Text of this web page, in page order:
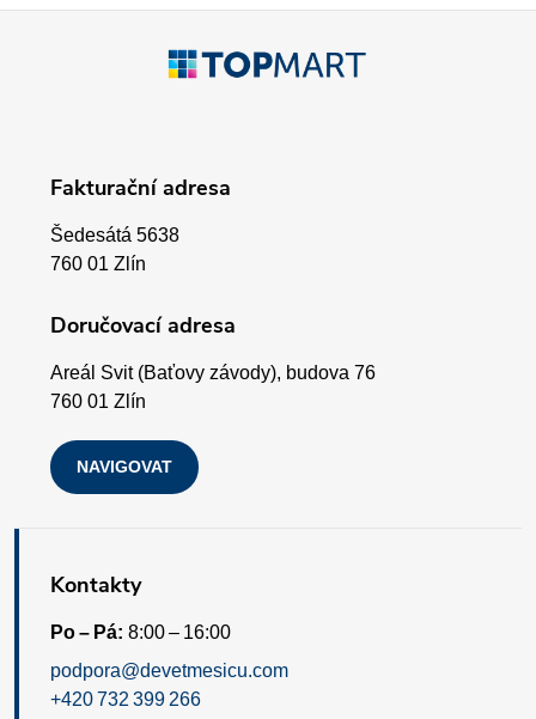
p
Fakturační adresa
Šedesátá 5638
760 01 Zlín
Doručovací adresa
Areál Svit (Baťovy závody), budova 76
760 01 Zlín
NAVIGOVAT
Kontakty
Po – Pá: 8:00 – 16:00
podpora@devetmesicu.com
+420 732 399 266